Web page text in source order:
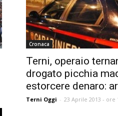
Cronaca
Terni, operaio
drogato picchia
estorcere denaro:
Terni Oggi - 23 Aprile 2013 - ore